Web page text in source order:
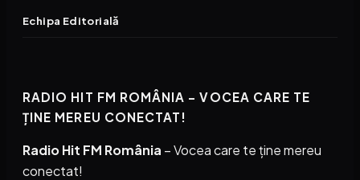
Echipa Editorială
RADIO HIT FM ROMÂNIA – VOCEA CARE TE
ȚINE MEREU CONECTAT!
Radio Hit FM România – Vocea care te ține mereu
conectat!